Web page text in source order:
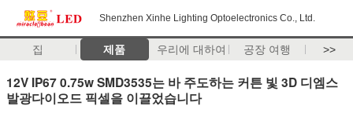
Shenzhen Xinhe Lighting Optoelectronics Co., Ltd.
집 제품 우리에 대하여 공장 여행 >>
12V IP67 0.75w SMD3535는 바 주도하는 커튼 빛 3D 디엠스
발광다이오드 픽셀을 이끌었습니다